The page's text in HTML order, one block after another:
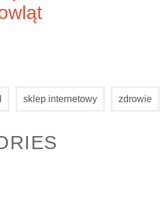
sklep internetowy zdrowie